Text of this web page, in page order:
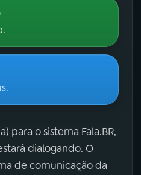
para o sistema Fala.BR,
dialogando. O
de comunicação da